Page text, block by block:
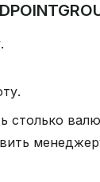
столько